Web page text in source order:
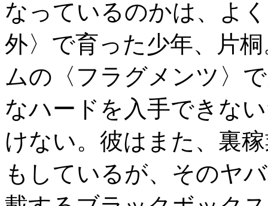
なっているのかは、よ
外〉で育った少年、片
ムの〈フラグメンツ〉
なハードを入手できな
けない。彼はまた、裏
もしているが、そのヤ